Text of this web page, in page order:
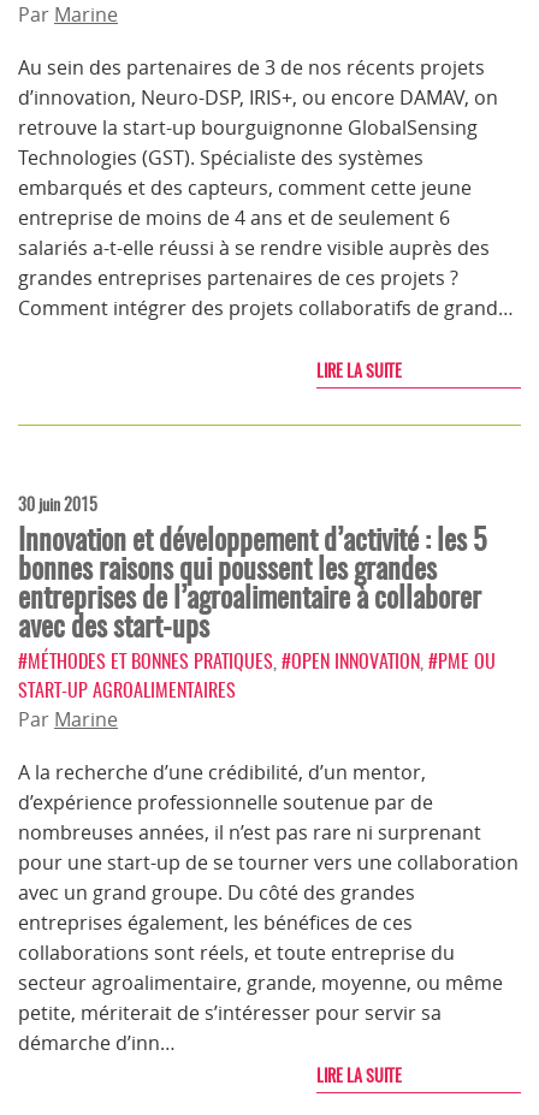
Par Marine
Au sein des partenaires de 3 de nos récents projets
d’innovation, Neuro-DSP, IRIS+, ou encore DAMAV, on
retrouve la start-up bourguignonne GlobalSensing
Technologies (GST). Spécialiste des systèmes
embarqués et des capteurs, comment cette jeune
entreprise de moins de 4 ans et de seulement 6
salariés a-t-elle réussi à se rendre visible auprès des
grandes entreprises partenaires de ces projets ?
Comment intégrer des projets collaboratifs de grand…
LIRE LA SUITE
30 juin 2015
Innovation et développement d’activité : les 5
bonnes raisons qui poussent les grandes
entreprises de l’agroalimentaire à collaborer
avec des start-ups
#MÉTHODES ET BONNES PRATIQUES #OPEN INNOVATION #PME OU
START-UP AGROALIMENTAIRES
Par Marine
A la recherche d’une crédibilité, d’un mentor,
d’expérience professionnelle soutenue par de
nombreuses années, il n’est pas rare ni surprenant
pour une start-up de se tourner vers une collaboration
avec un grand groupe. Du côté des grandes
entreprises également, les bénéfices de ces
collaborations sont réels, et toute entreprise du
secteur agroalimentaire, grande, moyenne, ou même
petite, mériterait de s’intéresser pour servir sa
démarche d’inn…
LIRE LA SUITE